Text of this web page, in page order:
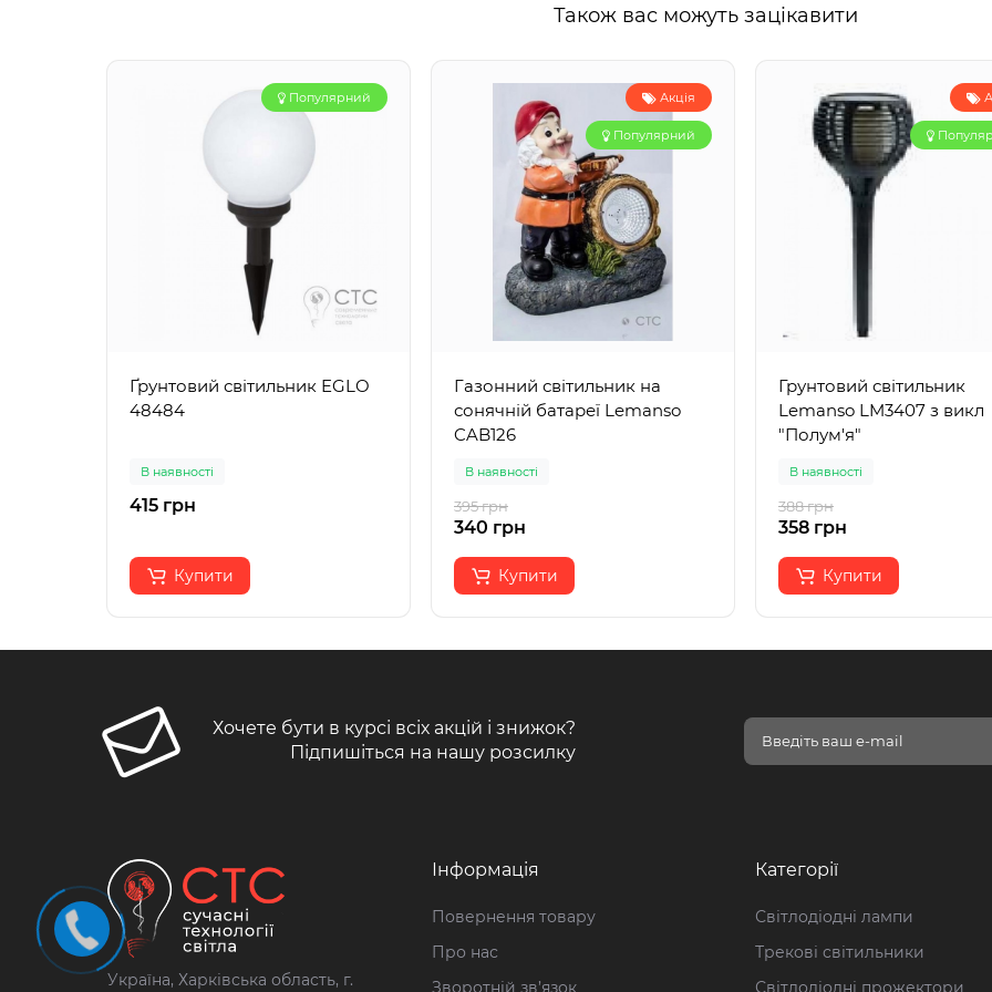
Також вас можуть зацікавити
Популярний
Ґрунтовий світильник EGLO
48484
В наявності
415 грн
Купити
Акція
Популярний
Газонний світильник на
сонячній батареї Lemanso
CAB126
В наявності
395 грн
340 грн
Купити
Грунтовий світильник
Lemanso LM3407 з викл
"Полум'я"
В наявності
388 грн
358 грн
Купити
Хочете бути в курсі всіх акцій і знижок?
Підпишіться на нашу розсилку
Україна, Харківська область, г.
Інформація
Повернення товару
Про нас
Зворотній зв’язок
Категорії
Світлодіодні лампи
Трекові світильники
Світлодіодні прожектори